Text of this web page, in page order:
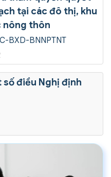
BXD-BNNPTNT
tại các đô thị, khu
nông thôn
điều Nghị định